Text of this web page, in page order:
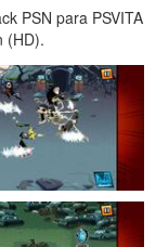
PSN para PSVITA
(HD).